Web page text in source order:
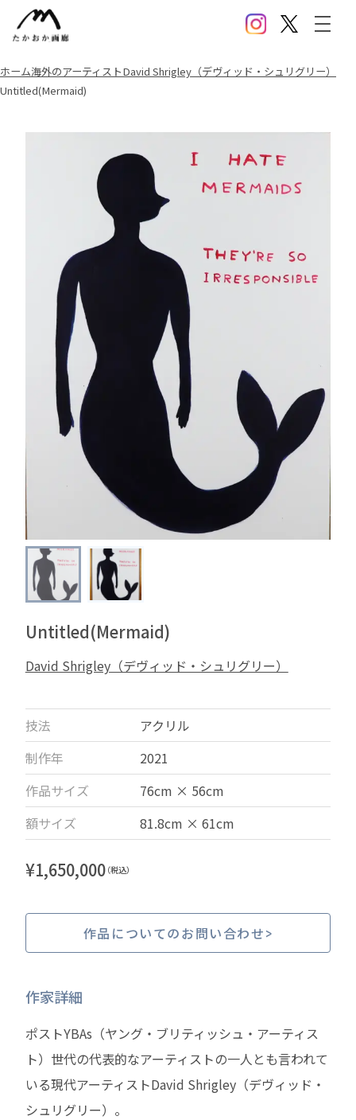
InstagramX(Twitter)
メニ
ホーム海外のアーティストDavid Shrigley（デヴィッド・シュリグリー）
Untitled(Mermaid)
Untitled(Mermaid)
David Shrigley（デヴィッド・シュリグリー）
技法
アクリル
制作年
2021
作品サイズ
76cm × 56cm
額サイズ
81.8cm × 61cm
¥1,650,000 （税込）
作品についてのお問い合わせ
作家詳細
ポストYBAs（ヤング・ブリティッシュ・アーティス
ト）世代の代表的なアーティストの一人とも言われて
いる現代アーティストDavid Shrigley（デヴィッド・
シュリグリー）。